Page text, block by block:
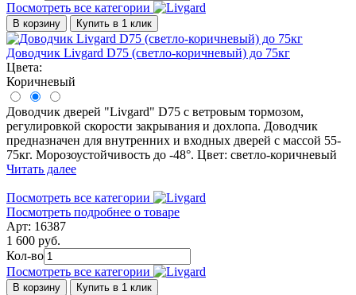
Посмотреть все категории
В корзину Купить в 1 клик
Доводчик Livgard D75 (светло-коричневый) до 75кг
Цвета:
Коричневый
Доводчик дверей "Livgard" D75 с ветровым тормозом,
регулировкой скорости закрывания и дохлопа. Доводчик
предназначен для внутренних и входных дверей с массой 55-
75кг. Морозоустойчивость до -48°. Цвет: светло-коричневый
Читать далее
Посмотреть все категории
Посмотреть подробнее о товаре
Арт: 16387
1 600 руб.
Кол-во
Посмотреть все категории
В корзину Купить в 1 клик